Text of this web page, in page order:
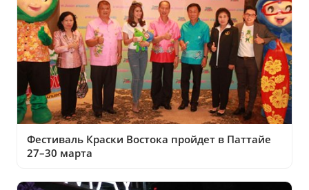
Фестиваль Краски Востока пройдет в Паттайе
27–30 марта